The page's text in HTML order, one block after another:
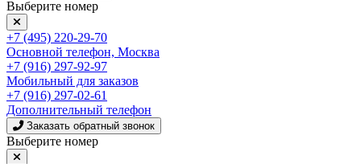
Выберите номер
+7 (495) 220-29-70
Основной телефон, Москва
+7 (916) 297-92-97
Мобильный для заказов
+7 (916) 297-02-61
Дополнительный телефон
Заказать обратный звонок
Выберите номер